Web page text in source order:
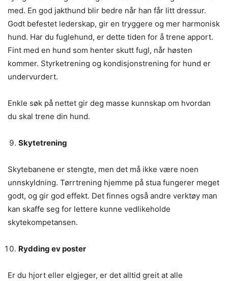
med. En god jakthund blir bedre når han får litt dressur.
Godt befestet lederskap, gir en tryggere og mer harmonisk
hund. Har du fuglehund, er dette tiden for å trene apport.
Fint med en hund som henter skutt fugl, når høsten
kommer. Styrketrening og kondisjonstrening for hund er
undervurdert.
Enkle søk på nettet gir deg masse kunnskap om hvordan
du skal trene din hund.
Skytetrening
Skytebanene er stengte, men det må ikke være noen
unnskyldning. Tørrtrening hjemme på stua fungerer meget
godt, og gir god effekt. Det finnes også andre verktøy man
kan skaffe seg for lettere kunne vedlikeholde
skytekompetansen.
Rydding ev poster
Er du hjort eller elgjeger, er det alltid greit at alle